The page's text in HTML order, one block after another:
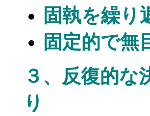
固執を繰り
固定的で無
３、反復的な
り